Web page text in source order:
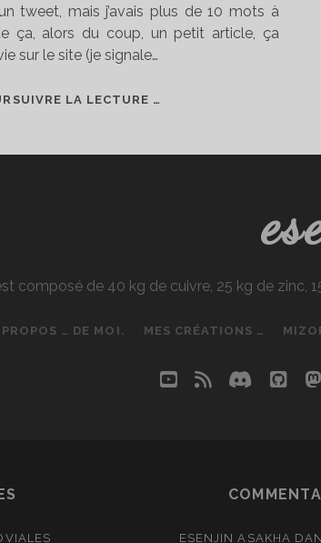
tweet, mais j’avais plus de 10 mots à
ça, alors du coup, un petit article, ça
sur le site (je signale…
LA LECTURE …
composé de 40 kg de cuivre, 25 kg de zinc,
… DE MOI. MES CRÉATIONS …
youtube
rss discord
ESENJIN ASAKHA